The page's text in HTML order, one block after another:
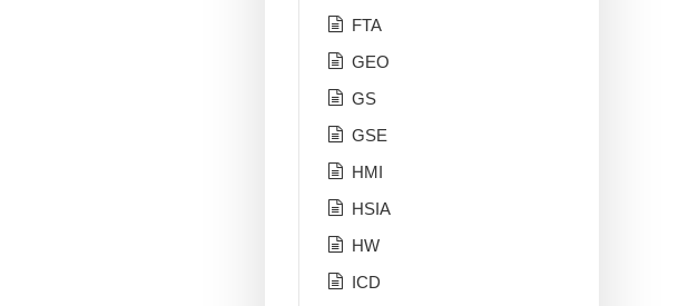
FTA
GEO
GS
GSE
HMI
HSIA
HW
ICD